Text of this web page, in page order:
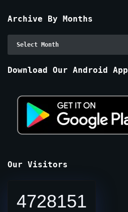
Archive By Months
Download Our Android App
Our Visitors
4728151